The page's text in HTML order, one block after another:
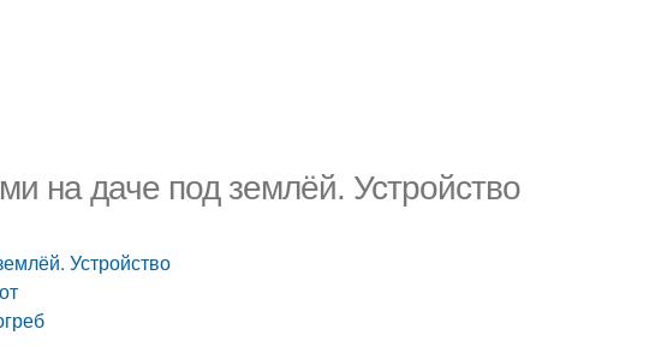
на даче под землёй. Устройство
Устройство